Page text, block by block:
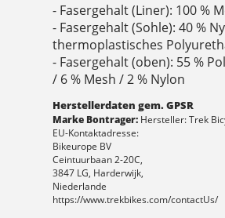
- Fasergehalt (Liner): 100 %
- Fasergehalt (Sohle): 40 %
thermoplastisches
- Fasergehalt (oben): 55 %
/ 6 % Mesh / 2 % Nylon
Herstellerdaten gem. GPSR
Marke Bontrager: Hersteller: Trek
EU-Kontaktadresse:
Bikeurope BV
Ceintuurbaan 2-20C,
3847 LG, Harderwijk,
Niederlande
https://www.trekbikes.com/contactUs/